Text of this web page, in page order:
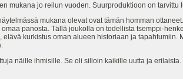
mukana jo reilun vuoden. Suurproduktioon on tarvittu
mukana olevat ovat tämän homman
panosta. Tällä joukolla on todellista tsemppi-
kurkistus oman alueen historiaan ja tapahtumiin.
näille ihmisille. Se oli silloin kaikille uutta ja erilaista.